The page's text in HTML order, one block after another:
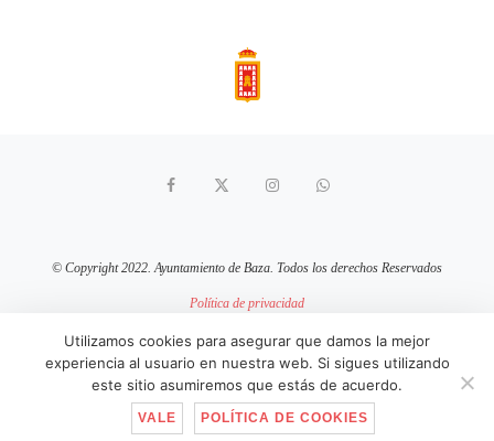
© Copyright 2022. Ayuntamiento de Baza. Todos los derechos Reservados
Política de privacidad
Política de cookies
sitio web mantenido por pixelcero.com
IR ARRIBA
Utilizamos cookies para asegurar que damos la mejor
experiencia al usuario en nuestra web. Si sigues utilizando
este sitio asumiremos que estás de acuerdo.
VALE POLÍTICA DE COOKIES